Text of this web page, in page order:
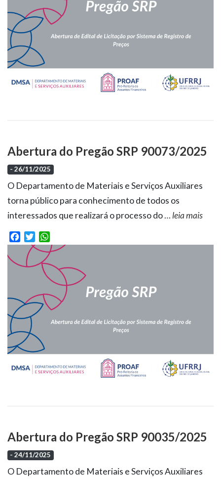
Abertura do Pregão SRP 90073/2025
- 26/11/2025
O Departamento de Materiais e Serviços Auxiliares
torna público para conhecimento de todos os
interessados que realizará o processo do… leia mais
Facebook
Twitter
Abertura do Pregão SRP 90035/2025
- 24/11/2025
O Departamento de Materiais e Serviços Auxiliares